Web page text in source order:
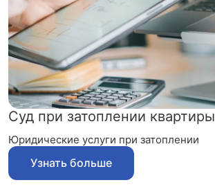
Суд при затоплении квартиры
Юридические услуги при затоплении
Узнать больше